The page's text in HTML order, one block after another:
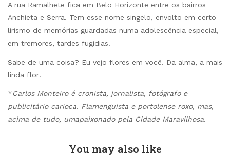
A rua Ramalhete fica em Belo Horizonte entre os bairros
Anchieta e Serra. Tem esse nome singelo, envolto em certo
lirismo de memórias guardadas numa adolescência especial,
em tremores, tardes fugidias.
Sabe de uma coisa? Eu vejo flores em você. Da alma, a mais
linda flor!
*Carlos Monteiro é cronista, jornalista, fotógrafo e
publicitário carioca. Flamenguista e portolense roxo, mas,
acima de tudo, umapaixonado pela Cidade Maravilhosa.
You may also like